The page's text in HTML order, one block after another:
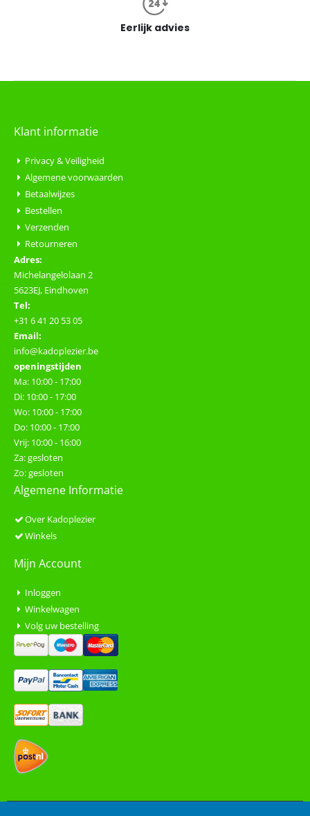
Eerlijk advies
Klant informatie
Privacy & Veiligheid
Algemene voorwaarden
Betaalwijzes
Bestellen
Verzenden
Retourneren
Adres:
Michelangelolaan 2
5623EJ, Eindhoven
Tel:
+31 6 41 20 53 05
Email:
info@kadoplezier.be
openingstijden
Ma: 10:00 - 17:00
Di: 10:00 - 17:00
Wo: 10:00 - 17:00
Do: 10:00 - 17:00
Vrij: 10:00 - 16:00
Za: gesloten
Zo: gesloten
Algemene Informatie
Over Kadoplezier
Winkels
Mijn Account
Inloggen
Winkelwagen
Volg uw bestelling